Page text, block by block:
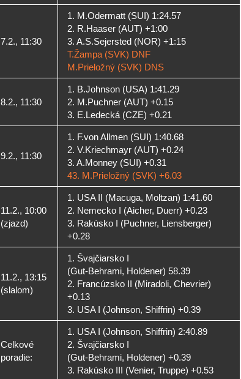
7.2., 11:30
1. M.Odermatt (SUI) 1:24.57
2. R.Haaser (AUT) +1:00
3. A.S.Sejersted (NOR) +1:15
T.Žampa (SVK) DNF
M.Prieložný (SVK) DNS
8.2., 11:30
1. B.Johnson (USA) 1:41.29
2. M.Puchner (AUT) +0.15
3. E.Ledecká (CZE) +0.21
9.2., 11:30
1. F.von Allmen (SUI) 1:40.68
2. V.Kriechmayr (AUT) +0.24
3. A.Monney (SUI) +0.31
43. M.Prieložný (SVK) +6.03
11.2., 10:00
(zjazd)
1. USA II (Macuga, Moltzan) 1:41.60
2. Nemecko I (Aicher, Duerr) +0.23
3. Rakúsko I (Puchner, Liensberger)
+0.28
11.2., 13:15
(slalom)
1. Švajčiarsko I
(Gut-Behrami, Holdener) 58.39
2. Francúzsko II (Miradoli, Chevrier)
+0.13
3. USA I (Johnson, Shiffrin) +0.39
Celkové
poradie:
1. USA I (Johnson, Shiffrin) 2:40.89
2. Švajčiarsko I
(Gut-Behrami, Holdener) +0.39
3. Rakúsko III (Venier, Truppe) +0.53